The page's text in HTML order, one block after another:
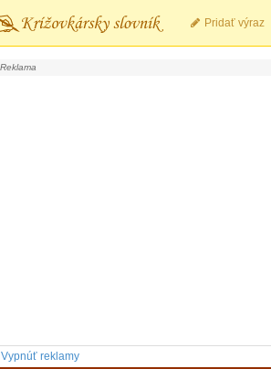
Pridať výraz
Vypnúť reklamy